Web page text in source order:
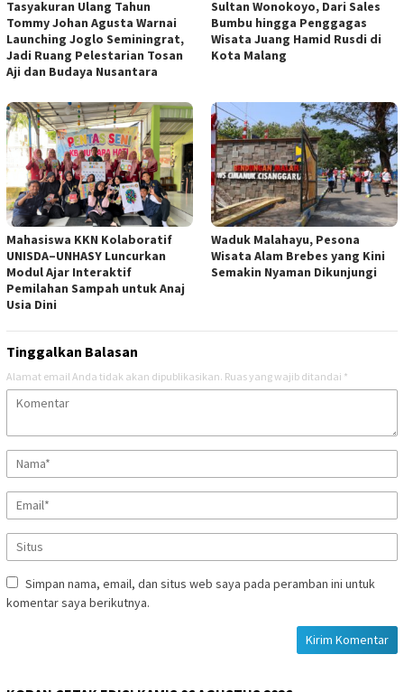
Tasyakuran Ulang Tahun
Tommy Johan Agusta Warnai
Launching Joglo Seminingrat,
Jadi Ruang Pelestarian Tosan
Aji dan Budaya Nusantara
Sultan Wonokoyo, Dari Sales
Bumbu hingga Penggagas
Wisata Juang Hamid Rusdi di
Kota Malang
Mahasiswa KKN Kolaboratif
UNISDA–UNHASY Luncurkan
Modul Ajar Interaktif
Pemilahan Sampah untuk Anaj
Usia Dini
Waduk Malahayu, Pesona
Wisata Alam Brebes yang Kini
Semakin Nyaman Dikunjungi
Tinggalkan Balasan
Alamat email Anda tidak akan dipublikasikan. Ruas yang wajib ditandai *
Simpan nama, email, dan situs web saya pada peramban ini untuk
komentar saya berikutnya.